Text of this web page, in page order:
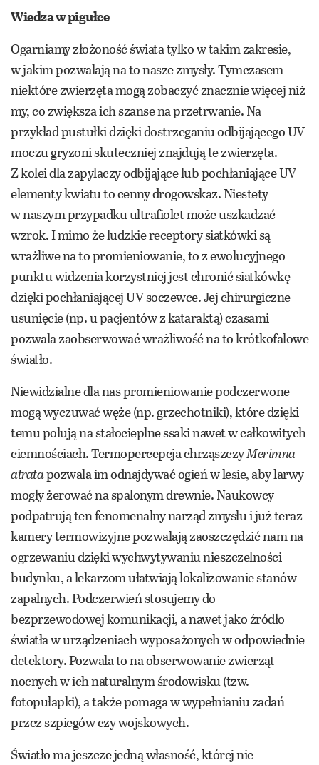
Wiedza w pigułce
Ogarniamy złożoność świata tylko w takim zakresie,
w jakim pozwalają na to nasze zmysły. Tymczasem
niektóre zwierzęta mogą zobaczyć znacznie więcej niż
my, co zwiększa ich szanse na przetrwanie. Na
przykład pustułki dzięki dostrzeganiu odbijającego UV
moczu gryzoni skuteczniej znajdują te zwierzęta.
Z kolei dla zapylaczy odbijające lub pochłaniające UV
elementy kwiatu to cenny drogowskaz. Niestety
w naszym przypadku ultrafiolet może uszkadzać
wzrok. I mimo że ludzkie receptory siatkówki są
wrażliwe na to promieniowanie, to z ewolucyjnego
punktu widzenia korzystniej jest chronić siatkówkę
dzięki pochłaniającej UV soczewce. Jej chirurgiczne
usunięcie (np. u pacjentów z kataraktą) czasami
pozwala zaobserwować wrażliwość na to krótkofalowe
światło.
Niewidzialne dla nas promieniowanie podczerwone
mogą wyczuwać węże (np. grzechotniki), które dzięki
temu polują na stałocieplne ssaki nawet w całkowitych
ciemnościach. Termopercepcja chrząszczyMerimna
atratapozwala im odnajdywać ogień w lesie, aby larwy
mogły żerować na spalonym drewnie. Naukowcy
podpatrują ten fenomenalny narząd zmysłu i już teraz
kamery termowizyjne pozwalają zaoszczędzić nam na
ogrzewaniu dzięki wychwytywaniu nieszczelności
budynku, a lekarzom ułatwiają lokalizowanie stanów
zapalnych. Podczerwień stosujemy do
bezprzewodowej komunikacji, a nawet jako źródło
światła w urządzeniach wyposażonych w odpowiednie
detektory. Pozwala to na obserwowanie zwierząt
nocnych w ich naturalnym środowisku (tzw.
fotopułapki), a także pomaga w wypełnianiu zadań
przez szpiegów czy wojskowych.
Światło ma jeszcze jedną własność, której nie